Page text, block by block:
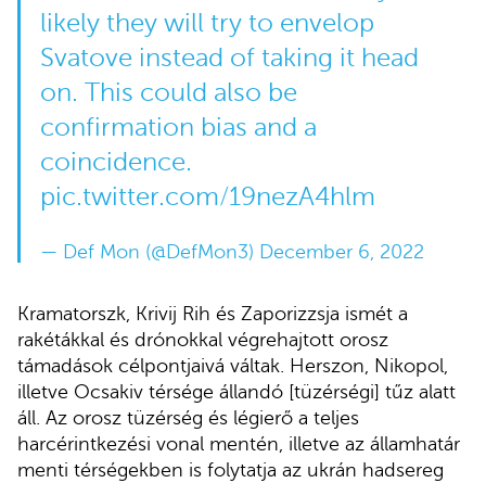
likely they will try to envelop
Svatove instead of taking it head
on. This could also be
confirmation bias and a
coincidence.
pic.twitter.com/19nezA4hlm
— Def Mon (@DefMon3) December 6, 2022
Kramatorszk, Krivij Rih és Zaporizzsja ismét a
rakétákkal és drónokkal végrehajtott orosz
támadások célpontjaivá váltak. Herszon, Nikopol,
illetve Ocsakiv térsége állandó [tüzérségi] tűz alatt
áll. Az orosz tüzérség és légierő a teljes
harcérintkezési vonal mentén, illetve az államhatár
menti térségekben is folytatja az ukrán hadsereg